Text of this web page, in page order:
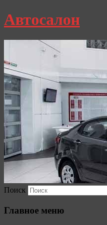
Автосалон
Поиск
Главное меню